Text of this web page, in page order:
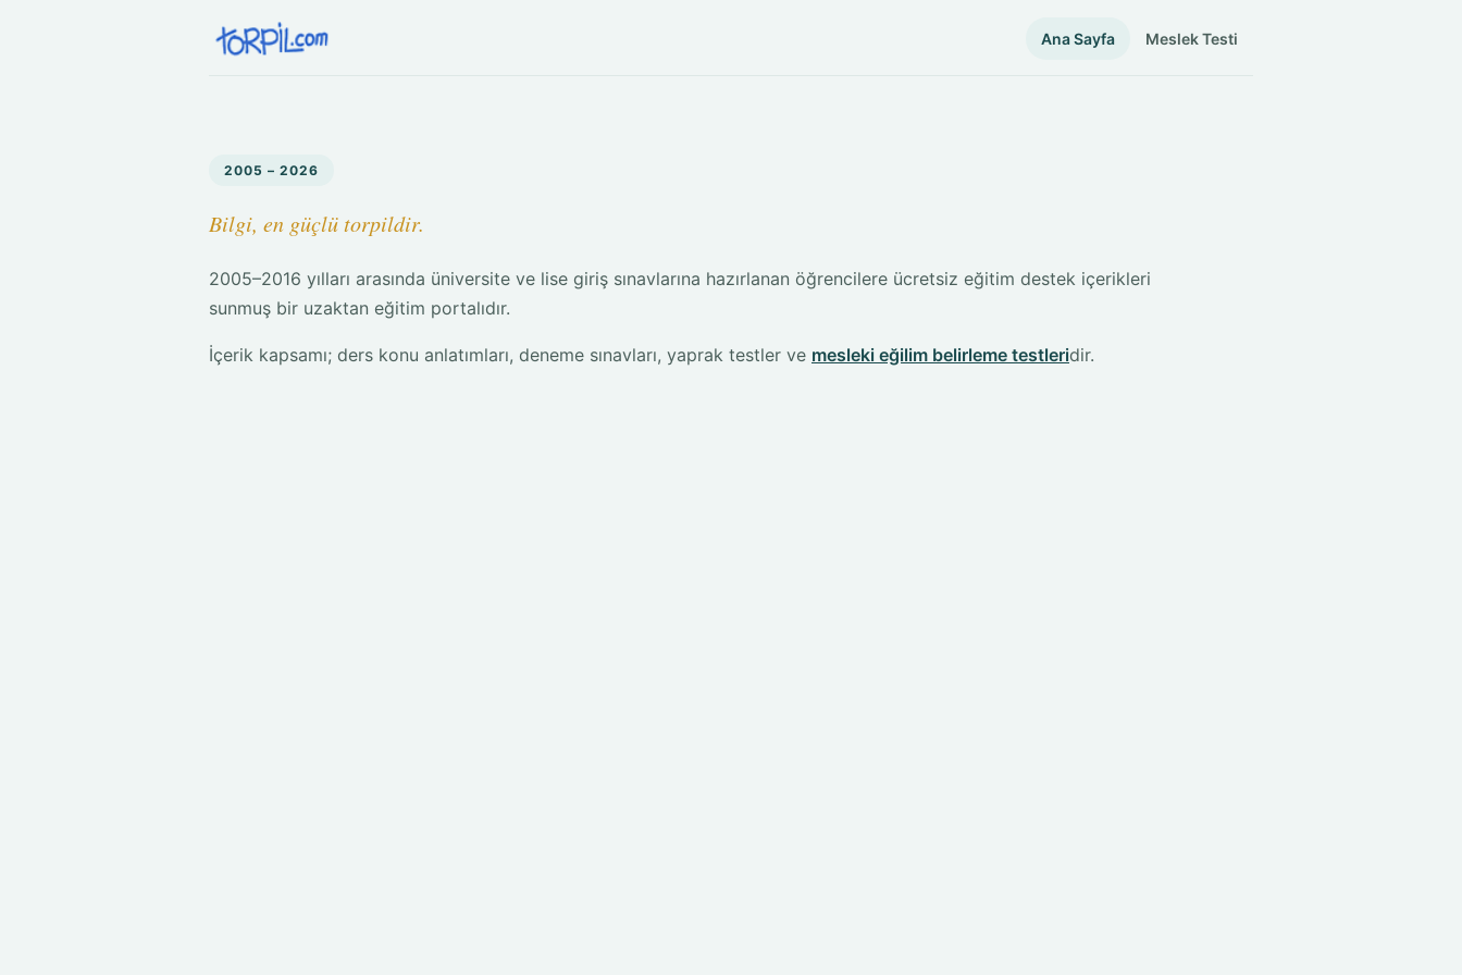
Ana Sayfa Meslek Testi
2005 – 2026
Bilgi, en güçlü torpildir.
2005–2016 yılları arasında üniversite ve lise giriş sınavlarına hazırlanan öğrencilere ücretsiz eğitim destek içerikleri
sunmuş bir uzaktan eğitim portalıdır.
İçerik kapsamı; ders konu anlatımları, deneme sınavları, yaprak testler ve mesleki eğilim belirleme testleridir.